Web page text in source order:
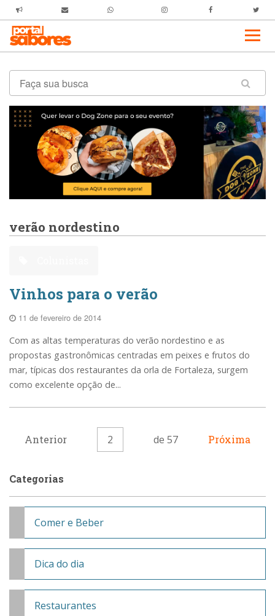
verão nordestino
Vinhos para o verão
11 de fevereiro de 2014
Com as altas temperaturas do verão nordestino e as
propostas gastronômicas centradas em peixes e frutos do
mar, típicas dos restaurantes da orla de Fortaleza, surgem
como excelente opção de...
Anterior 2 de 57 Próxima
Categorias
Comer e Beber
Dica do dia
Restaurantes